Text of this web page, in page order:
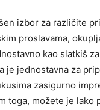
izbor za različite
proslavama,
kao slatkiš
je jednostavna za
zasigurno
toga, možete je lako